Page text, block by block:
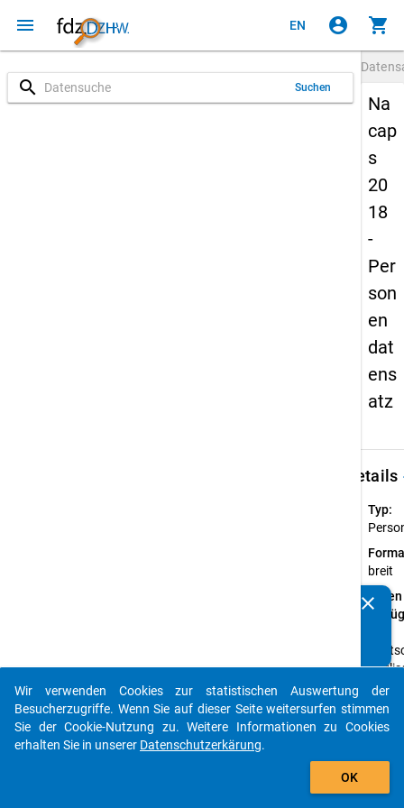
menu EN account_circle shopping_cart
search Suchen
Na
cap
s
20
18
-
Per
son
en
dat
ens
atz
Details
Typ:
breit
Daten
Verfügbare
clear
auto_stories
add_shopping_cart
Wir verwenden Cookies zur statistischen Auswertung der
Besucherzugriffe. Wenn Sie auf dieser Seite weitersurfen stimmen
Sie der Cookie-Nutzung zu. Weitere Informationen zu Cookies
erhalten Sie in unserer Datenschutzerkärung.
OK